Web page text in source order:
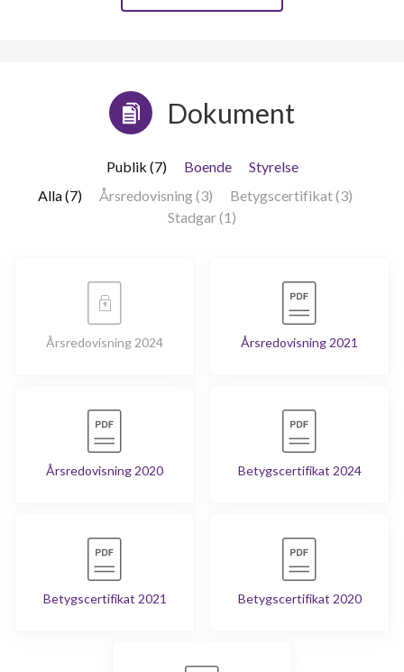
Dokument
Publik (7) Boende
Styrelse
Alla (7)
Årsredovisning (3)
Betygscertifikat (3)
Stadgar (1)
Årsredovisning 2024 Årsredovisning 2021
Årsredovisning 2020 Betygscertifikat 2024
Betygscertifikat 2021 Betygscertifikat 2020